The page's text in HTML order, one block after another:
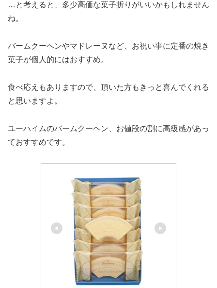
…と考えると、多少高価な菓子折りがいいかもしれません
ね。
バームクーヘンやマドレーヌなど、お祝い事に定番の焼き
菓子が個人的にはおすすめ。
食べ応えもありますので、頂いた方もきっと喜んでくれる
と思いますよ。
ユーハイムのバームクーヘン、お値段の割に高級感があっ
ておすすめです。